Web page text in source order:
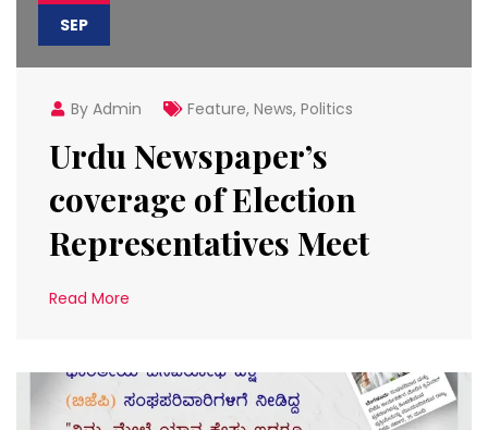
SEP
By Admin Feature, News, Politics
Urdu Newspaper’s
coverage of Election
Representatives Meet
Read More